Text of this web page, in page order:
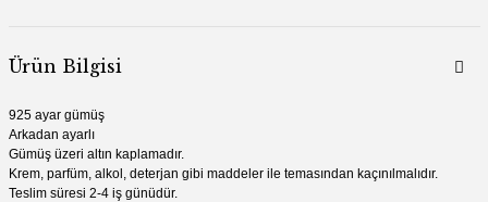
Ürün Bilgisi
925 ayar gümüş
Arkadan ayarlı
Gümüş üzeri altın kaplamadır.
Krem, parfüm, alkol, deterjan gibi madde ler ile temasından kaçınılmalıdır.
Teslim süresi 2-4 iş günüdür.